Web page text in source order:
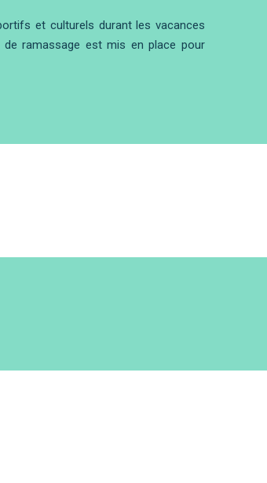
et culturels durant les vacances
ramassage est mis en place pour